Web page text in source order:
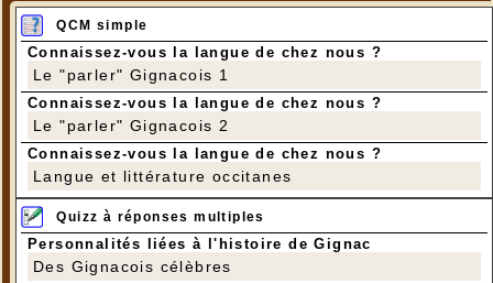
QCM simple
Connaissez-vous la langue de chez nous ?
Le "parler" Gignacois 1
Connaissez-vous la langue de chez nous ?
Le "parler" Gignacois 2
Connaissez-vous la langue de chez nous ?
Langue et littérature occitanes
Quizz à réponses multiples
Personnalités liées à l'histoire de Gignac
Des Gignacois célèbres